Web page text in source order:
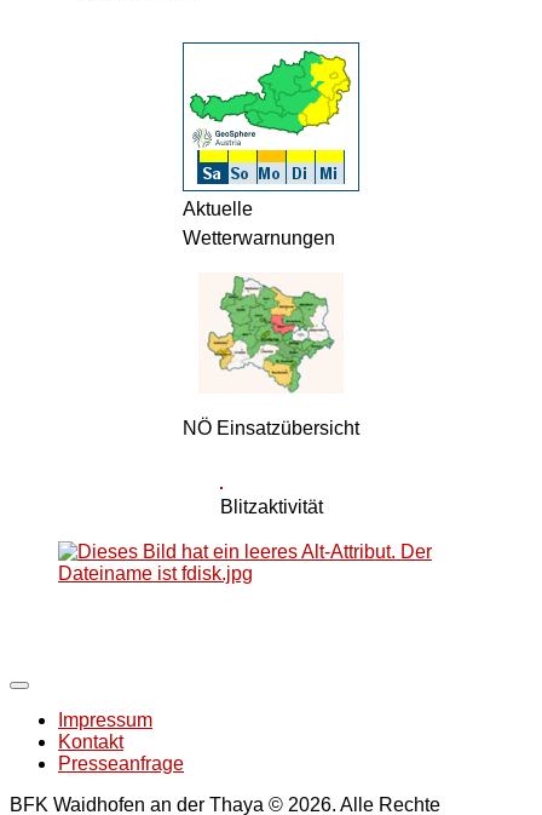
Aktuelle
Wetterwarnungen
NÖ Einsatzübersicht
Blitzaktivität
Impressum
Kontakt
Presseanfrage
BFK Waidhofen an der Thaya © 2026. Alle Rechte